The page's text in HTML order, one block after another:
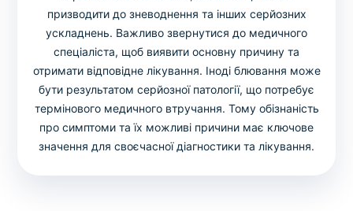
призводити до зневоднення та інших серйозних
ускладнень. Важливо звернутися до медичного
спеціаліста, щоб виявити основну причину та
отримати відповідне лікування. Іноді блювання може
бути результатом серйозної патології, що потребує
термінового медичного втручання. Тому обізнаність
про симптоми та їх можливі причини має ключове
значення для своєчасної діагностики та лікування.